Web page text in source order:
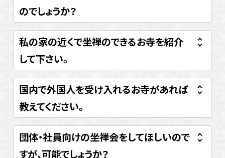
のでしょうか？
私の家の近くで坐禅のできるお寺を紹介
して下さい。
国内で外国人を受け入れるお寺があれば
教えてください。
団体・社員向けの坐禅会をしてほしいので
すが、可能でしょうか？